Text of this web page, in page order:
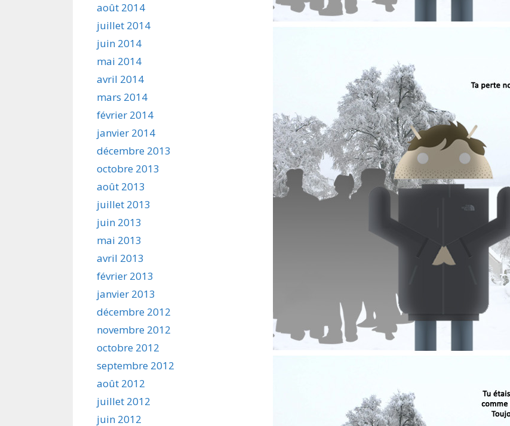
août 2014
juillet 2014
juin 2014
mai 2014
avril 2014
mars 2014
février 2014
janvier 2014
décembre 2013
octobre 2013
août 2013
juillet 2013
juin 2013
mai 2013
avril 2013
février 2013
janvier 2013
décembre 2012
novembre 2012
octobre 2012
septembre 2012
août 2012
juillet 2012
juin 2012